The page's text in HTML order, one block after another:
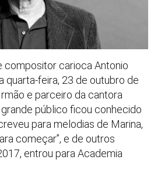
compositor carioca Antonio
quarta-feira, 23 de outubro de
e parceiro da cantora
grande público ficou conhecido
para melodias de Marina,
começar”, e de outros
entrou para Academia